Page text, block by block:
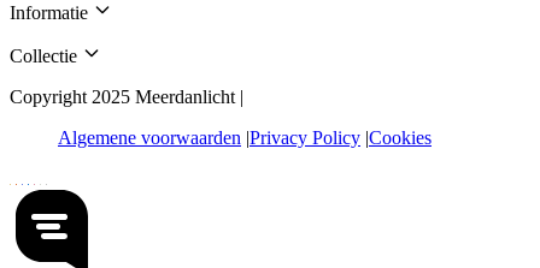
Informatie
Collectie
Copyright 2025 Meerdanlicht |
Algemene voorwaarden Privacy Policy Cookies